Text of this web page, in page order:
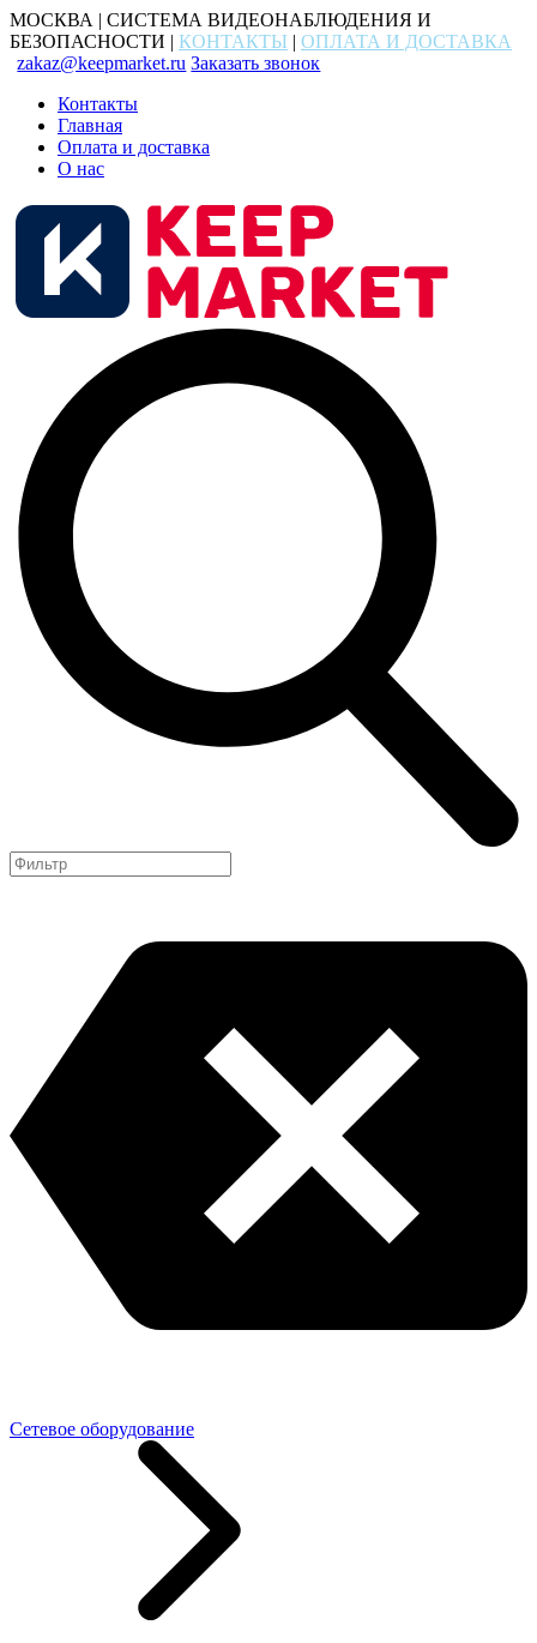
МОСКВА | СИСТЕМА ВИДЕОНАБЛЮДЕНИЯ И
БЕЗОПАСНОСТИ | КОНТАКТЫ | ОПЛАТА И ДОСТАВКА
zakaz@keepmarket.ru Заказать звонок
Контакты
Главная
Оплата и доставка
О нас
Сетевое оборудование